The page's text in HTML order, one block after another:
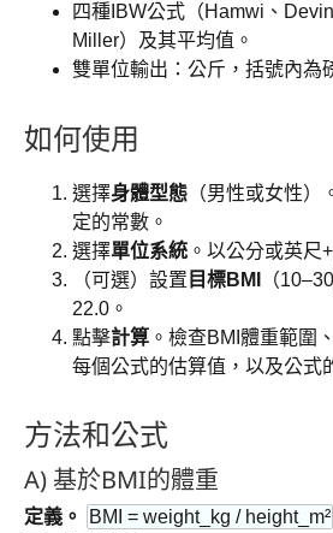
四種IBW公式（Hamwi、
Miller）及其平均值。
雙單位輸出：公斤，括號內為
如何使用
選擇身體型態 （男性或女性
定的常數。
選擇單位系統 。以公分或英尺
（可選）設置 目標BMI
（
22.0。
點擊計算 。檢查BMI體重範圍
每個公式的估算值，以及公式
方法和公式
A) 基於BMI的體重
定義。 BMI = weight_kg / height_m²